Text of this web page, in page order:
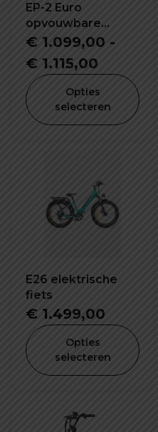
EP-2 Euro
opvouwbare
elektrische fiets
€ 1.099,00 -
€ 1.115,00
€
tot
€
Opties
selecteren
E26 elektrische
fiets
€ 1.499,00
Opties
selecteren